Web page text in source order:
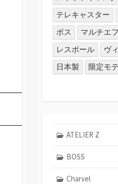
テレキャスター
ボス
マルチエ
レスポール
ヴ
日本製
限定モ
ATELIER Z
BOSS
Charvel